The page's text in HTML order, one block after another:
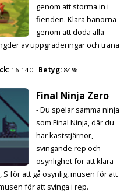
genom att storma in i
fienden. Klara banorna
genom att döda alla
av uppgraderingar och träna
16 140 Betyg: 84%
Final Ninja Zero
- Du spelar samma ninja
som Final Ninja, där du
har kaststjärnor,
svingande rep och
osynlighet för att klara
S för att gå osynlig, musen för att
för att svinga i rep.